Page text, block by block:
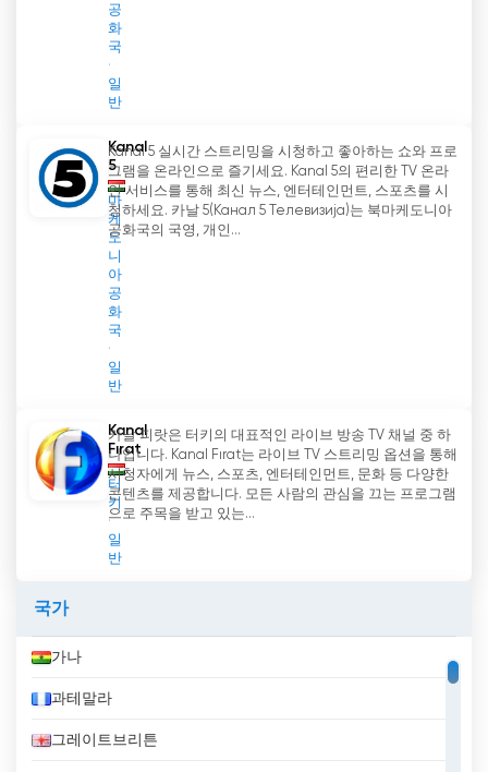
공
화
국
일
반
Kanal
5
마
케
도
니
아
공
화
국
일
반
Kanal 5 실시간 스트리밍을 시청하고 좋아하는 쇼와 프로
그램을 온라인으로 즐기세요. Kanal 5의 편리한 TV 온라
인 서비스를 통해 최신 뉴스, 엔터테인먼트, 스포츠를 시
청하세요. 카날 5(Канал 5 Телевизија)는 북마케도니아
공화국의 국영, 개인...
Kanal
Fırat
터
키
일
반
카날 피랏은 터키의 대표적인 라이브 방송 TV 채널 중 하
나입니다. Kanal Fırat는 라이브 TV 스트리밍 옵션을 통해
시청자에게 뉴스, 스포츠, 엔터테인먼트, 문화 등 다양한
콘텐츠를 제공합니다. 모든 사람의 관심을 끄는 프로그램
으로 주목을 받고 있는...
국가
가나
과테말라
그레이트브리튼